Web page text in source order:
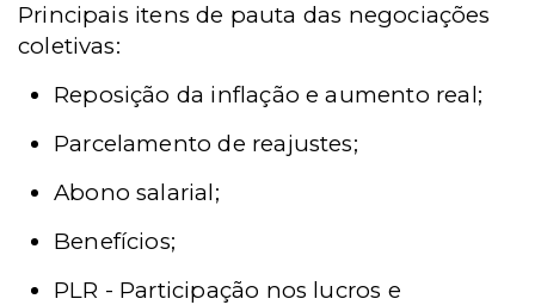
Principais itens de pauta das negociações
coletivas:
Reposição da inflação e aumento real;
Parcelamento de reajustes;
Abono salarial;
Benefícios;
PLR - Participação nos lucros e